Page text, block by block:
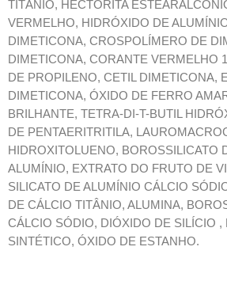
TITÂNIO, HECTORITA
VERMELHO, HIDRÓXIDO DE
DIMETICONA, CROSPOLÍMERO DE
DIMETICONA, CORANTE VERMELHO
DE PROPILENO, CETIL DIMETICONA,
DIMETICONA, ÓXIDO DE FERRO
BRILHANTE, TETRA-DI-T-BUTIL
DE PENTAERITRITILA,
HIDROXITOLUENO, BOROSSILICATO
ALUMÍNIO, EXTRATO DO FRUTO DE
SILICATO DE ALUMÍNIO CÁLCIO
DE CÁLCIO TITÂNIO, ALUMINA,
CÁLCIO SÓDIO, DIÓXIDO DE SILÍCIO ,
SINTÉTICO, ÓXIDO DE ESTANHO.